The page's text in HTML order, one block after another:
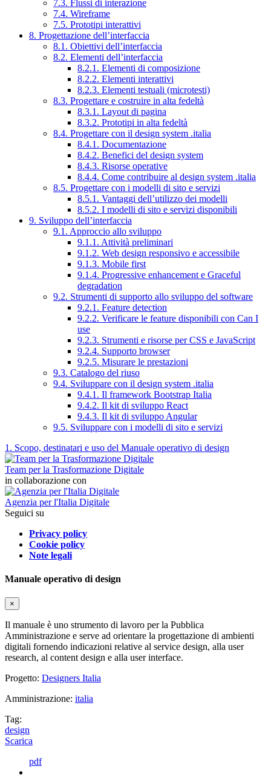
7.3. Flussi di interazione
7.4. Wireframe
7.5. Prototipi interattivi
8. Progettazione dell’interfaccia
8.1. Obiettivi dell’interfaccia
8.2. Elementi dell’interfaccia
8.2.1. Elementi di composizione
8.2.2. Elementi interattivi
8.2.3. Elementi testuali (microtesti)
8.3. Progettare e costruire in alta fedeltà
8.3.1. Layout di pagina
8.3.2. Prototipi in alta fedeltà
8.4. Progettare con il design system .italia
8.4.1. Documentazione
8.4.2. Benefici del design system
8.4.3. Risorse operative
8.4.4. Come contribuire al design system .italia
8.5. Progettare con i modelli di sito e servizi
8.5.1. Vantaggi dell’utilizzo dei modelli
8.5.2. I modelli di sito e servizi disponibili
9. Sviluppo dell’interfaccia
9.1. Approccio allo sviluppo
9.1.1. Attività preliminari
9.1.2. Web design responsivo e accessibile
9.1.3. Mobile first
9.1.4. Progressive enhancement e Graceful
degradation
9.2. Strumenti di supporto allo sviluppo del software
9.2.1. Feature detection
9.2.2. Verificare le feature disponibili con Can I
use
9.2.3. Strumenti e risorse per CSS e JavaScript
9.2.4. Supporto browser
9.2.5. Misurare le prestazioni
9.3. Catalogo del riuso
9.4. Sviluppare con il design system .italia
9.4.1. Il framework Bootstrap Italia
9.4.2. Il kit di sviluppo React
9.4.3. Il kit di sviluppo Angular
9.5. Sviluppare con i modelli di sito e servizi
1. Scopo, destinatari e uso del Manuale operativo di design
Team per la Trasformazione Digitale
in collaborazione con
Agenzia per l'Italia Digitale
Seguici su
Privacy policy
Cookie policy
Note legali
Manuale operativo di design
×
Il manuale è uno strumento di lavoro per la Pubblica
Amministrazione e serve ad orientare la progettazione di ambienti
digitali fornendo indicazioni relative al service design, alla user
research, al content design e alla user interface.
Progetto: Designers Italia
Amministrazione: italia
Tag:
design
Scarica
pdf